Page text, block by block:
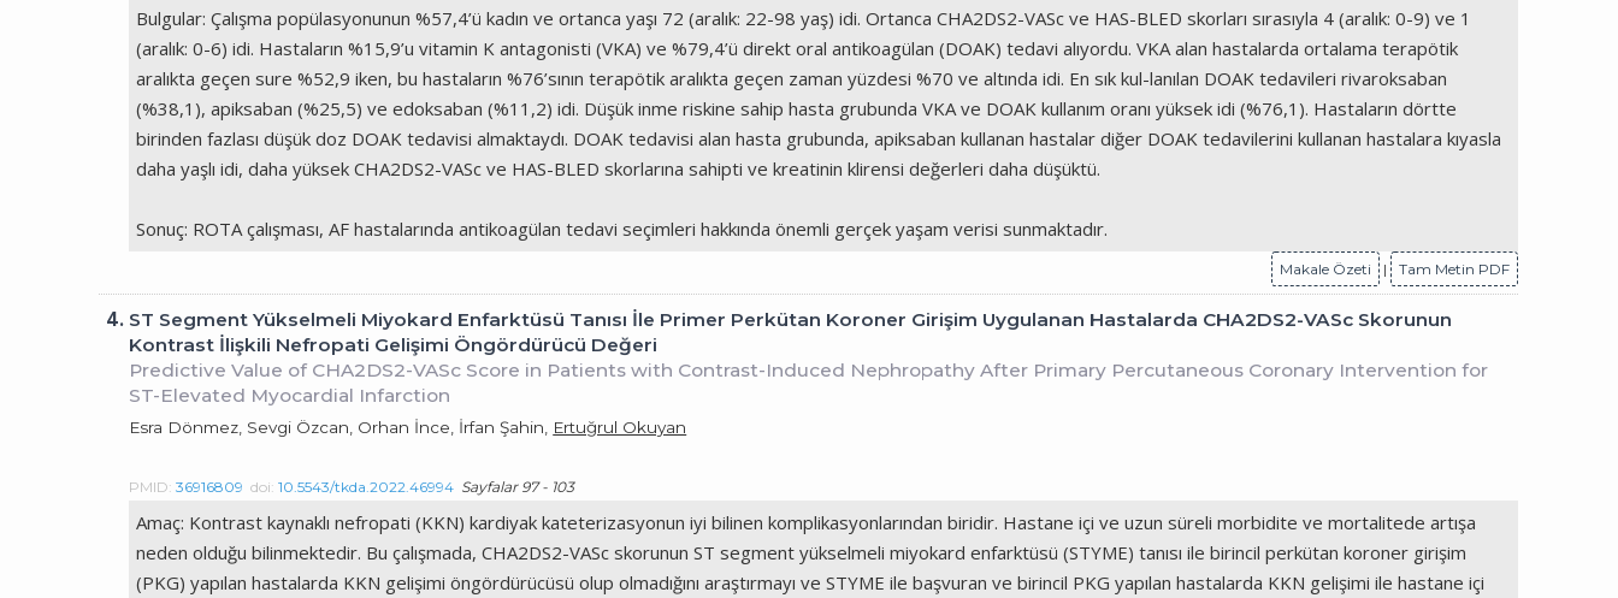
Bulgular: Çalışma popülasyonunun %57,4’ü kadın ve ortanca yaşı 72 (aralık: 22-98 yaş) idi. Ortanca CHA2DS2-VASc ve HAS-BLED skorları sırasıyla 4 (aralık: 0-9) ve 1
(aralık: 0-6) idi. Hastaların %15,9’u vitamin K antagonisti (VKA) ve %79,4’ü direkt oral antikoagülan (DOAK) tedavi alıyordu. VKA alan hastalarda ortalama terapötik
aralıkta geçen sure %52,9 iken, bu hastaların %76’sının terapötik aralıkta geçen zaman yüzdesi %70 ve altında idi. En sık kul-lanılan DOAK tedavileri rivaroksaban
(%38,1), apiksaban (%25,5) ve edoksaban (%11,2) idi. Düşük inme riskine sahip hasta grubunda VKA ve DOAK kullanım oranı yüksek idi (%76,1). Hastaların dörtte
birinden fazlası düşük doz DOAK tedavisi almaktaydı. DOAK tedavisi alan hasta grubunda, apiksaban kullanan hastalar diğer DOAK tedavilerini kullanan hastalara kıyasla
daha yaşlı idi, daha yüksek CHA2DS2-VASc ve HAS-BLED skorlarına sahipti ve kreatinin klirensi değerleri daha düşüktü.
Sonuç: ROTA çalışması, AF hastalarında antikoagülan tedavi seçimleri hakkında önemli gerçek yaşam verisi sunmaktadır.
Makale Özeti | Tam Metin PDF
4. ST Segment Yükselmeli Miyokard Enfarktüsü Tanısı İle Primer Perkütan Koroner Girişim Uygulanan Hastalarda CHA2DS2-VASc Skorunun
Kontrast İlişkili Nefropati Gelişimi Öngördürücü Değeri
Predictive Value of CHA2DS2-VASc Score in Patients with Contrast-Induced Nephropathy After Primary Percutaneous Coronary Intervention for
ST-Elevated Myocardial Infarction
Esra Dönmez, Sevgi Özcan, Orhan İnce, İrfan Şahin, Ertuğrul Okuyan
PMID:36916809 doi:10.5543/tkda.2022.46994 Sayfalar 97 - 103
Amaç: Kontrast kaynaklı nefropati (KKN) kardiyak kateterizasyonun iyi bilinen komplikasyonlarından biridir. Hastane içi ve uzun süreli morbidite ve mortalitede artışa
neden olduğu bilinmektedir. Bu çalışmada, CHA2DS2-VASc skorunun ST segment yükselmeli miyokard enfarktüsü (STYME) tanısı ile birincil perkütan koroner girişim
(PKG) yapılan hastalarda KKN gelişimi öngördürücüsü olup olmadığını araştırmayı ve STYME ile başvuran ve birincil PKG yapılan hastalarda KKN gelişimi ile hastane içi